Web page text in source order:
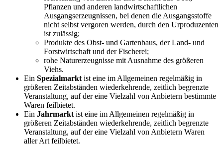
Pflanzen und anderen landwirtschaftlichen
Ausgangserzeugnissen, bei denen die Ausgangsstoffe
nicht selbst vergoren werden, durch den Urproduzenten
ist zulässig;
Produkte des Obst- und Gartenbaus, der Land- und
Forstwirtschaft und der Fischerei;
rohe Naturerzeugnisse mit Ausnahme des größeren
Viehs.
Ein Spezialmarkt ist eine im Allgemeinen regelmäßig in
größeren Zeitabständen wiederkehrende, zeitlich begrenzte
Veranstaltung, auf der eine Vielzahl von Anbietern bestimmte
Waren feilbietet.
Ein Jahrmarkt ist eine im Allgemeinen regelmäßig in
größeren Zeitabständen wiederkehrende, zeitlich begrenzte
Veranstaltung, auf der eine Vielzahl von Anbietern Waren
aller Art feilbietet.